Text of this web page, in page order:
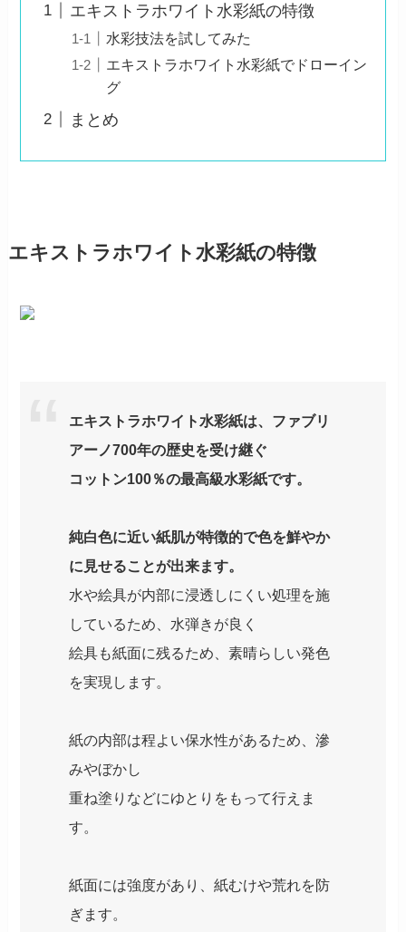
エキストラホワイト水彩紙の特徴
水彩技法を試してみた
エキストラホワイト水彩紙でドローイン
グ
まとめ
エキストラホワイト水彩紙の特徴
エキストラホワイト水彩紙は、ファブリ
アーノ700年の歴史を受け継ぐ
コットン100％の最高級水彩紙です。
純白色に近い紙肌が特徴的で色を鮮やか
に見せることが出来ます。
水や絵具が内部に浸透しにくい処理を施
しているため、水弾きが良く
絵具も紙面に残るため、素晴らしい発色
を実現します。
紙の内部は程よい保水性があるため、滲
みやぼかし
重ね塗りなどにゆとりをもって行えま
す。
紙面には強度があり、紙むけや荒れを防
ぎます。